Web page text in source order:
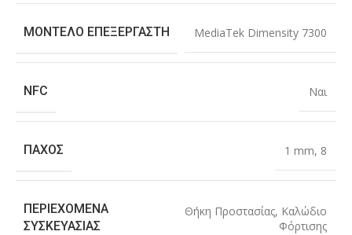
ΜΟΝΤΈΛΟ ΕΠΕΞΕΡΓΑΣΤΉ MediaTek Dimensity 7300
NFC Ναι
ΠΆΧΟΣ 1 mm, 8
ΠΕΡΙΕΧΌΜΕΝΑ
ΣΥΣΚΕΥΑΣΊΑΣ
Θήκη Προστασίας, Καλώδιο
Φόρτισης